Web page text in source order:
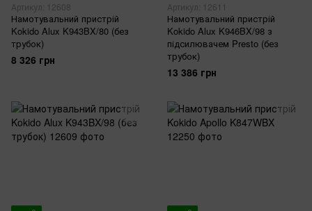
Артикул: 12608
Намотувальний пристрій
Kokido Alux K943BX/80 (без
трубок)
8 326 грн
Артикул: 12611
Намотувальний пристрій
Kokido Alux K946BX/98 з
підсилювачем Presto (без
трубок)
13 386 грн